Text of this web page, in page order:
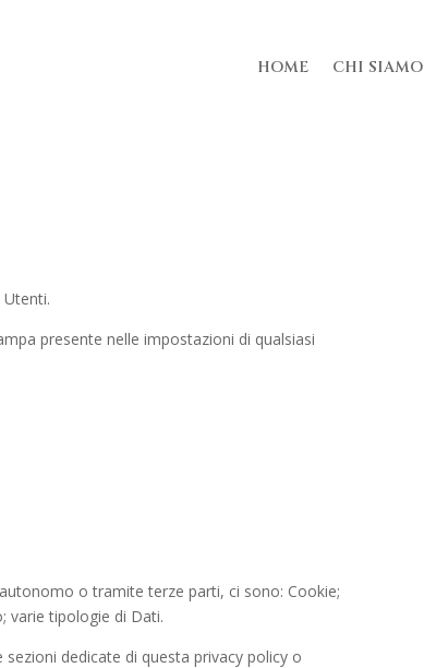
HOME CHI SIAMO
presente nelle impostazioni di qualsiasi
o tramite terze parti, ci sono: Cookie;
varie tipologie di Dati.
dedicate di questa privacy policy o